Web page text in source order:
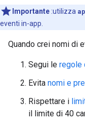
Importante :utilizza
eventi in-app.
Quando crei nomi di
Segui le regole
Evita nomi e
Rispettare i
il limite di 40